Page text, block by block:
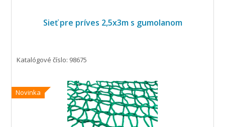
Sieť pre príves 2,5x3m s gumolanom
Novinka
Katalógové číslo: 98675